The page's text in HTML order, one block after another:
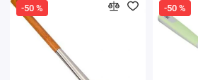
-50 % -50 %